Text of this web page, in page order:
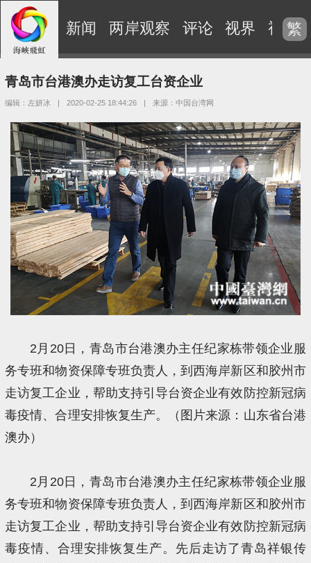
新闻 两岸观察 评论 视界 视频
繁
青岛市台港澳办走访复工台资企业
编辑：左妍冰 | 2020-02-25 18:44:26 | 来源：中国台湾网
2月20日，青岛市台港澳办主任纪家栋带领企业服
务专班和物资保障专班负责人，到西海岸新区和胶州市
走访复工企业，帮助支持引导台资企业有效防控新冠病
毒疫情、合理安排恢复生产。（图片来源：山东省台港
澳办）
2月20日，青岛市台港澳办主任纪家栋带领企业服
务专班和物资保障专班负责人，到西海岸新区和胶州市
走访复工企业，帮助支持引导台资企业有效防控新冠病
毒疫情、合理安排恢复生产。先后走访了青岛祥银传